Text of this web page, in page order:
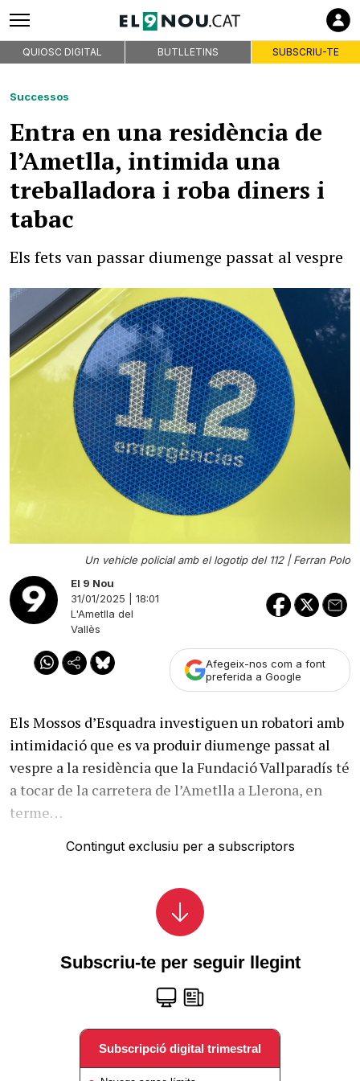
QUIOSC DIGITAL BUTLLETINS SUBSCRIU-TE
Successos
Entra en una residència de
l’Ametlla, intimida una
treballadora i roba diners i
tabac
Els fets van passar diumenge passat al vespre
Un vehicle policial amb el logotip del 112 |Ferran Polo
El 9 Nou
31/01/2025 | 18:01
L'Ametlla del
Vallès
Afegeix-nos com a font
preferida a Google
Els Mossos d’Esquadra investiguen un robatori amb
intimidació que es va produir diumenge passat al
vespre a la residència que la Fundació Vallparadís té
a tocar de la carretera de l’Ametlla a Llerona, en
terme…
Contingut exclusiu per a subscriptors